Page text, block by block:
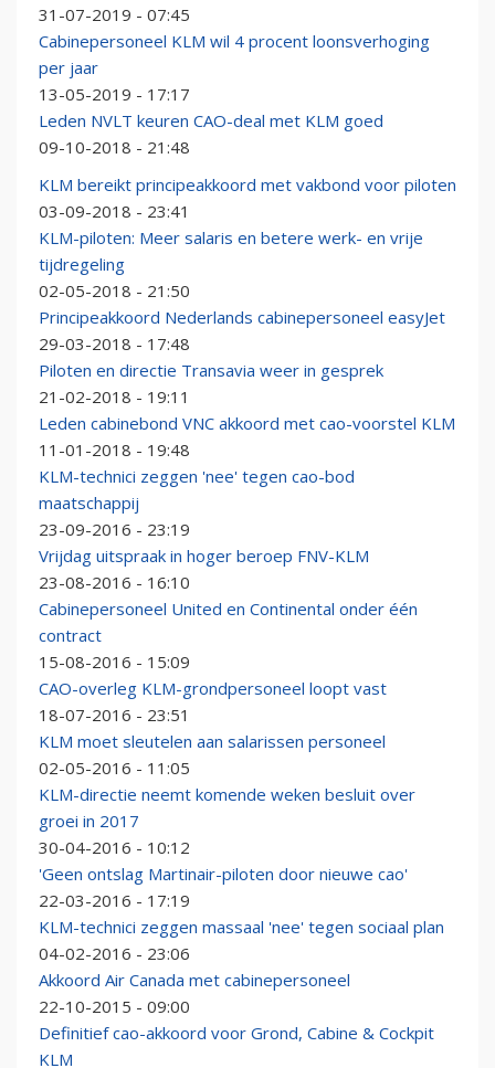
31-07-2019 - 07:45
Cabinepersoneel KLM wil 4 procent loonsverhoging
per jaar
13-05-2019 - 17:17
Leden NVLT keuren CAO-deal met KLM goed
09-10-2018 - 21:48
KLM bereikt principeakkoord met vakbond voor piloten
03-09-2018 - 23:41
KLM-piloten: Meer salaris en betere werk- en vrije
tijdregeling
02-05-2018 - 21:50
Principeakkoord Nederlands cabinepersoneel easyJet
29-03-2018 - 17:48
Piloten en directie Transavia weer in gesprek
21-02-2018 - 19:11
Leden cabinebond VNC akkoord met cao-voorstel KLM
11-01-2018 - 19:48
KLM-technici zeggen 'nee' tegen cao-bod
maatschappij
23-09-2016 - 23:19
Vrijdag uitspraak in hoger beroep FNV-KLM
23-08-2016 - 16:10
Cabinepersoneel United en Continental onder één
contract
15-08-2016 - 15:09
CAO-overleg KLM-grondpersoneel loopt vast
18-07-2016 - 23:51
KLM moet sleutelen aan salarissen personeel
02-05-2016 - 11:05
KLM-directie neemt komende weken besluit over
groei in 2017
30-04-2016 - 10:12
'Geen ontslag Martinair-piloten door nieuwe cao'
22-03-2016 - 17:19
KLM-technici zeggen massaal 'nee' tegen sociaal plan
04-02-2016 - 23:06
Akkoord Air Canada met cabinepersoneel
22-10-2015 - 09:00
Definitief cao-akkoord voor Grond, Cabine & Cockpit
KLM